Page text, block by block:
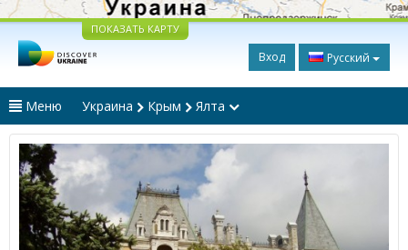
ПОКАЗАТЬ КАРТУ
Вход Русский
Меню Украина Крым Ялта